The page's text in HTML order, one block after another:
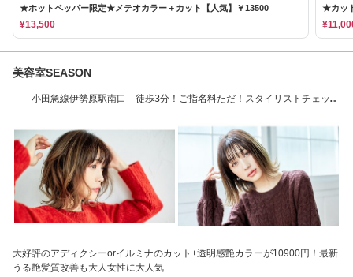
★ホットペッパー限定★メテオカラー＋カット【人気】￥13500
¥13,500
★カッ
美容室SEASON
小田急線伊勢原駅南口 徒歩3分！ご指名料ただ！スタイリストチェッ
大好評のアディクシーorイルミナのカット+透明感艶カラーが10900円！最新
うる艶髪質改善も大人女性に大人気